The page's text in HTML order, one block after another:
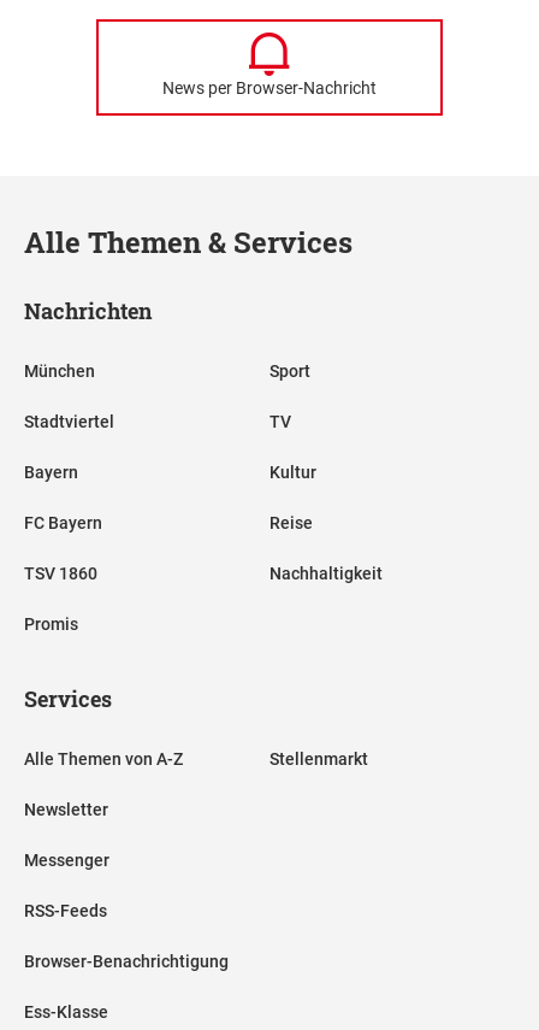
News per Browser-Nachricht
Alle Themen & Services
Nachrichten
München
Stadtviertel
Bayern
FC Bayern
TSV 1860
Promis
Sport
TV
Kultur
Reise
Nachhaltigkeit
Services
Alle Themen von A-Z
Newsletter
Messenger
RSS-Feeds
Browser-Benachrichtigung
Ess-Klasse
Stellenmarkt